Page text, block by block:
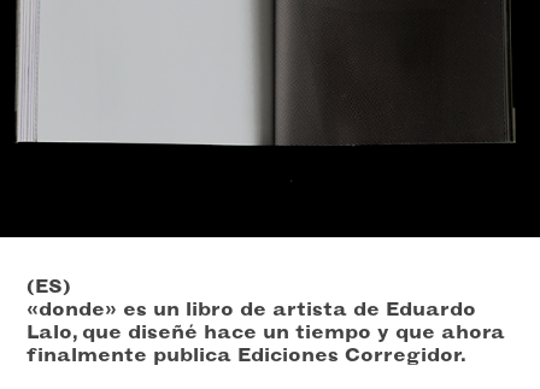
(ES)
«donde» es un libro de artista de Eduardo
Lalo, que diseñé hace un tiempo y que ahora
finalmente publica Ediciones Corregidor.